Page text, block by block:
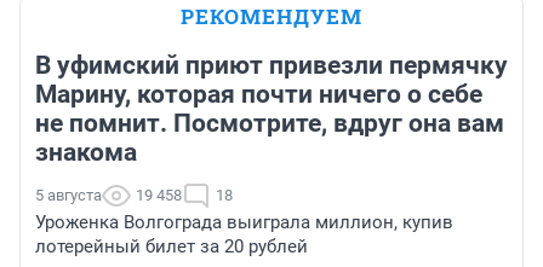
РЕКОМЕНДУЕМ
В уфимский приют привезли пермячку
Марину, которая почти ничего о себе
не помнит. Посмотрите, вдруг она вам
знакома
5 августа 19 458 18
Уроженка Волгограда выиграла миллион, купив
лотерейный билет за 20 рублей